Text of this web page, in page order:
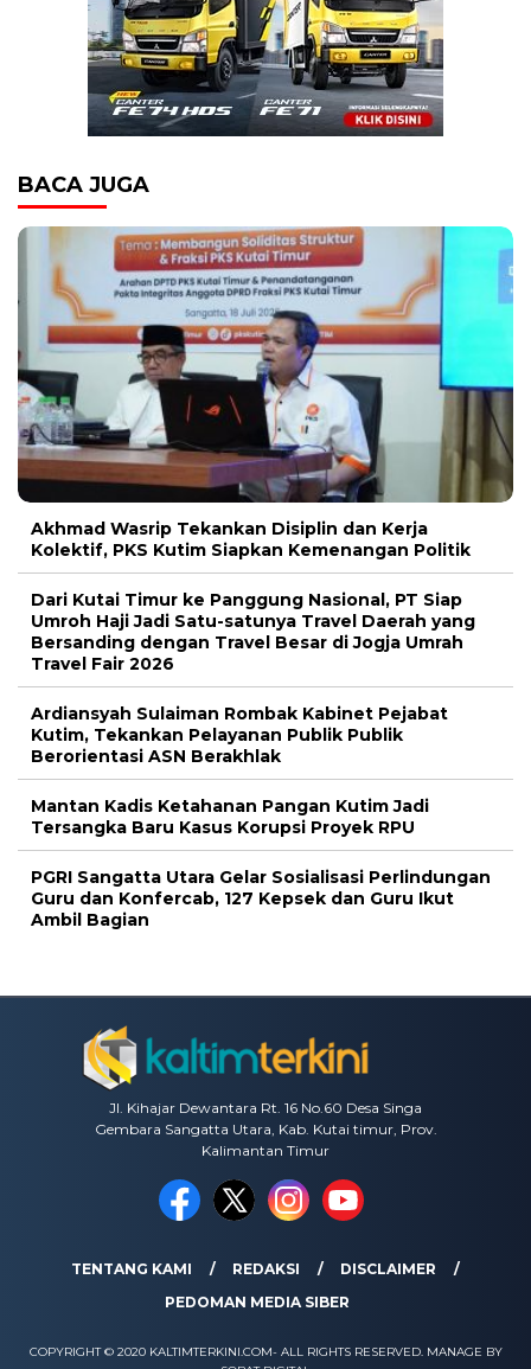
BACA JUGA
Akhmad Wasrip Tekankan Disiplin dan Kerja
Kolektif, PKS Kutim Siapkan Kemenangan Politik
Dari Kutai Timur ke Panggung Nasional, PT Siap
Umroh Haji Jadi Satu-satunya Travel Daerah yang
Bersanding dengan Travel Besar di Jogja Umrah
Travel Fair 2026
Ardiansyah Sulaiman Rombak Kabinet Pejabat
Kutim, Tekankan Pelayanan Publik Publik
Berorientasi ASN Berakhlak
Mantan Kadis Ketahanan Pangan Kutim Jadi
Tersangka Baru Kasus Korupsi Proyek RPU
PGRI Sangatta Utara Gelar Sosialisasi Perlindungan
Guru dan Konfercab, 127 Kepsek dan Guru Ikut
Ambil Bagian
Jl. Kihajar Dewantara Rt. 16 No.60 Desa Singa
Gembara Sangatta Utara, Kab. Kutai timur, Prov.
Kalimantan Timur
TENTANG KAMI REDAKSI
DISCLAIMER
PEDOMAN MEDIA SIBER
COPYRIGHT © 2020 KALTIMTERKINI.COM- ALL RIGHTS RESERVED. MANAGE BY